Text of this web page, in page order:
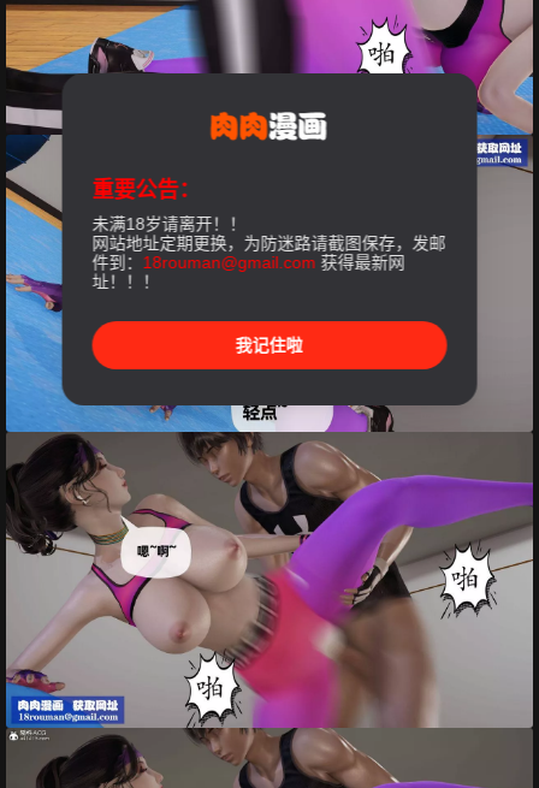
重要公告：
未满18岁请离开！！
网站地址定期更换，为防迷路请截图保存，发邮
件到： 18rouman@gmail.com 获得最新网
址！！！
我记住啦